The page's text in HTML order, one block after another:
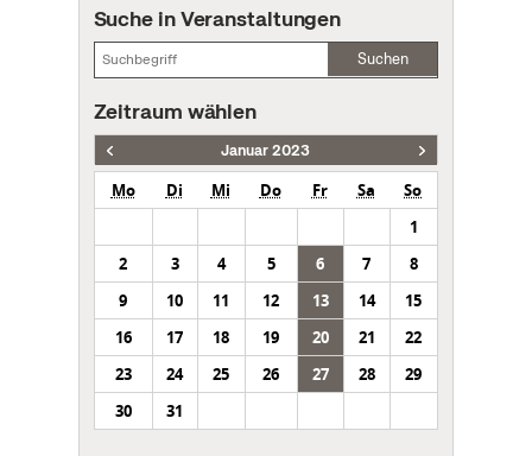
Suche in Veranstaltungen
Suchen
Zeitraum wählen
Januar 2023
Mo Di Mi Do Fr Sa
So
1
2
3 4 5 6 7
8
9
10 11 12 13 14
15
16
17 18 19 20 21
22
23
24 25 26 27 28
29
30
31